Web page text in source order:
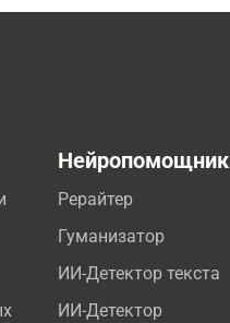
Нейропомощник
Рерайтер
Гуманизатор
ИИ-Детектор текста
ИИ-Детектор